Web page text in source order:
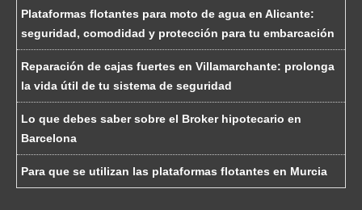
Plataformas flotantes para moto de agua en Alicante:
seguridad, comodidad y protección para tu embarcación
Reparación de cajas fuertes en Villamarchante: prolonga
la vida útil de tu sistema de seguridad
Lo que debes saber sobre el Broker hipotecario en
Barcelona
Para que se utilizan las plataformas flotantes en Murcia